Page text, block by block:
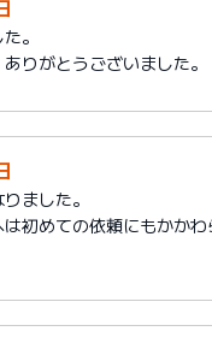
。
りがとうございました。
ました。
初めての依頼にもかか